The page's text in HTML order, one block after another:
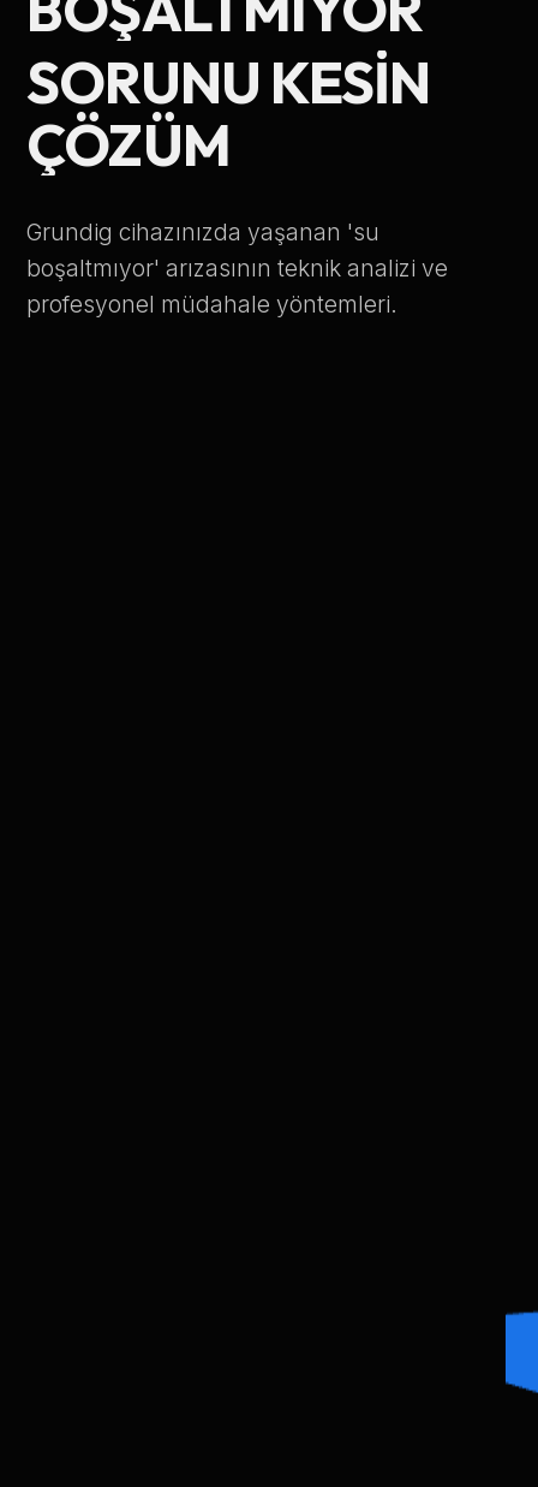
SORUNU KESIN
ÇÖZÜM
Grundig cihazınızda yaşanan 'su
boşaltmıyor' arızasının teknik analizi ve
profesyonel müdahale yöntemleri.
Telefon Numarası
Hizmet Türü
Servis Çağır